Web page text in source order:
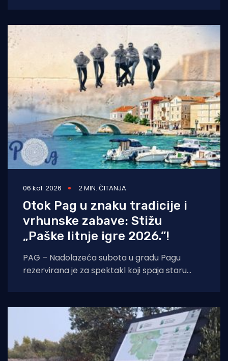
06 kol. 2026 2 MIN. ČITANJA
Otok Pag u znaku tradicije i
vrhunske zabave: Stižu
„Paške litnje igre 2026.”!
PAG – Nadolazeća subota u gradu Pagu
rezervirana je za spektakl koji spaja staru